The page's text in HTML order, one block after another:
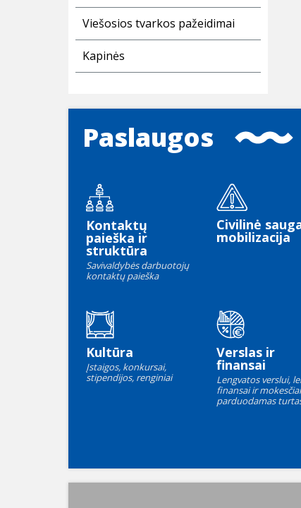
Viešosios tvarkos pažeidimai
Kapinės
Paslaugos
Kontaktų
paieška ir
struktūra
Savivaldybės darbuotojų
kontaktų paieška
Civilinė
mobilizacija
Kultūra
Įstaigos, konkursai,
stipendijos, renginiai
Verslas ir
finansai
Lengvatos verslui,
finansai ir
parduodamas